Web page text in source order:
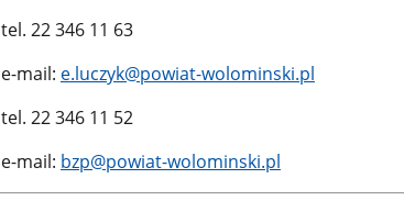
tel. 22 346 11 63
e-mail: e.luczyk@powiat-wolominski.pl
tel. 22 346 11 52
e-mail: bzp@powiat-wolominski.pl